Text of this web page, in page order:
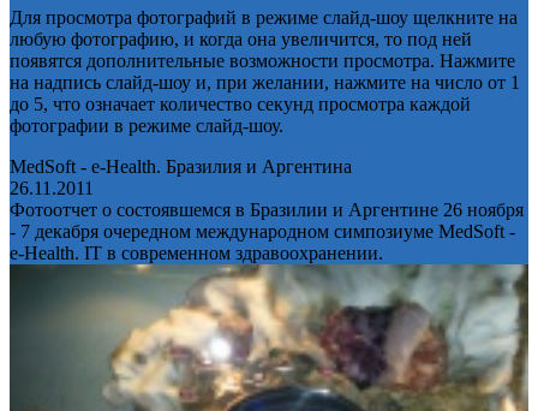
Для просмотра фотографий в режиме слайд-шоу щелкните на
любую фотографию, и когда она увеличится, то под ней
появятся дополнительные возможности просмотра. Нажмите
на надпись слайд-шоу и, при желании, нажмите на число от 1
до 5, что означает количество секунд просмотра каждой
фотографии в режиме слайд-шоу.
MedSoft - e-Health. Бразилия и Аргентина
26.11.2011
Фотоотчет о состоявшемся в Бразилии и Аргентине 26 ноября
- 7 декабря очередном международном симпозиуме MedSoft -
e-Health. IT в современном здравоохранении.